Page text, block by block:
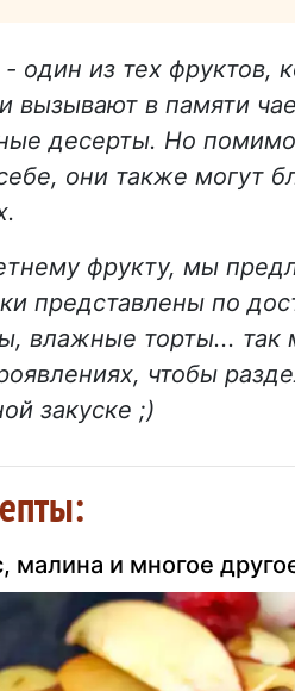
один из тех фруктов,
в памяти
десерты. Но помимо
они также могут
фрукту, мы
представлены по
влажные торты... так
чтобы
закуске ;)
малина и многое